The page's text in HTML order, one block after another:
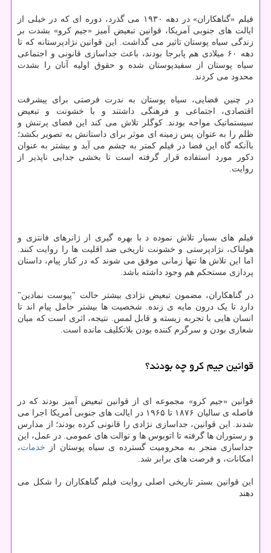
فیلم «گناهکاران» در دهه ۱۹۳۰ می گذرد، دوره ای که در خیلی از
ایالت های جنوبی آمریکا، قوانین تبعیض آمیز «جیم کرو» بشدت بر
زندگی سیاه پوستان تاثیر می گذاشت. این قوانین نژادپرستانه که تا
دهه ۶۰ میلادی هم پابرجا بودند، باعث جداسازی قانونی و اجتماعی
سیاه پوستان از سفیدپوستان شده و حقوق اولیه آنان را بشدت
محدود می کردند.
در چنین فضایی، سیاه پوستان به ندرت فرصتی برای پیشرفت
اقتصادی، اجتماعی و فرهنگی داشتند و با خشونت و تبعیض
سیستماتیک مواجه بودند. کوگلر تلاش می کند این فضای پرتنش و
ظلم را به عنوان پس زمینه ای موثر برای داستانش به تصویر بکشد؛
باآنکه گاه این فضا در فیلم کمتر به چشم می آید و بیشتر به عنوان
دکور مورد استفاده قرار گرفته است تا بخشی جدایی ناپذیر از
روایت.
فیلم های بسیار تلاش نموده د با بهره گیری از ژانرهای فانتزی و
هولناک، نژادپرستی و خشونت تاریخی ضد اقلیت ها را روایت کنند.
اما این تلاش ها تنها زمانی موفق می شوند که در کنار پیام، داستان
پردازی مستحکم هم وجود داشته باشد.
در گناهکاران، مضمون تبعیض نژادی بیشتر حالت "پیوست نمادین"
دارد تا یک درون مایه ی زنده. شخصیت ها بیشتر حامل پیام اند تا
انسان هایی با تجربه زیسته و قابل لمس. نتیجه، اثری است که میان
شعاری بودن و سرگرم کننده بودن بلاتکلیف مانده است.
قوانین جیم کرو چه بودند؟
قوانین «جیم کرو» مجموعه ای از قوانین تبعیض آمیز بودند که در
فاصله ی سالیان ۱۸۷۶ تا ۱۹۶۵ در ایالت های جنوبی آمریکا اجرا می
شدند. این قوانین، جداسازی نژادی را قانونی کرده بودند؛ از مدارس
و رستوران ها گرفته تا اتوبوس ها و توالت های عمومی. در عمل، این
جداسازی منجر به محرومیت گسترده ی سیاه پوستان از خدمات،
امکانات، و فرصت های برابر شد.
این قوانین بستر تاریخی اصلی روایت فیلم گناهکاران را شکل می
دهند